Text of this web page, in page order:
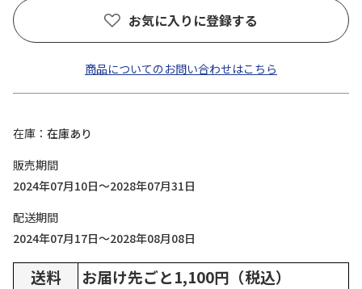
お気に入りに登録する
商品についてのお問い合わせはこちら
在庫
在庫あり
販売期間
2024年07月10日～2028年07月31日
配送期間
2024年07月17日～2028年08月08日
送料
お届け先ごと1,100円（税込）